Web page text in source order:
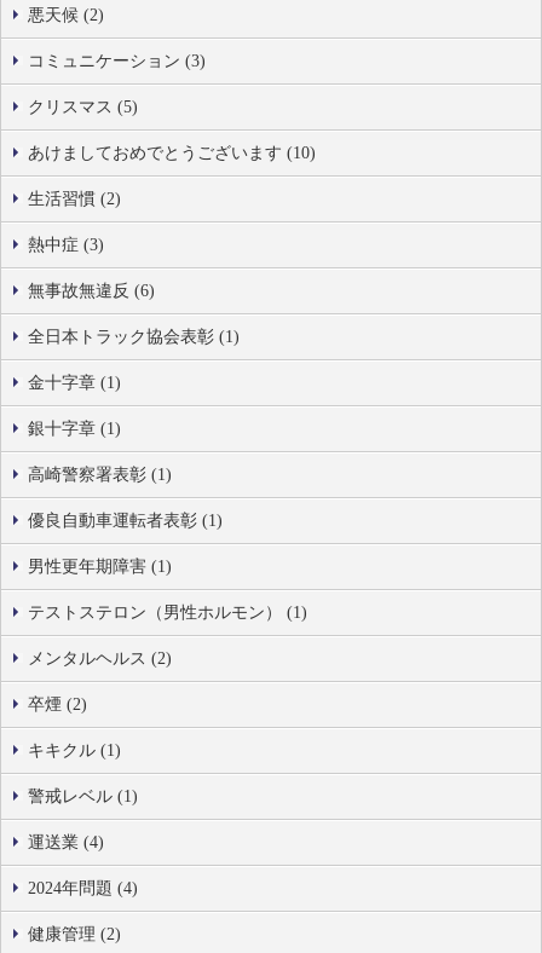
悪天候 (2)
コミュニケーション (3)
クリスマス (5)
あけましておめでとうございます (10)
生活習慣 (2)
熱中症 (3)
無事故無違反 (6)
全日本トラック協会表彰 (1)
金十字章 (1)
銀十字章 (1)
高崎警察署表彰 (1)
優良自動車運転者表彰 (1)
男性更年期障害 (1)
テストステロン（男性ホルモン） (1)
メンタルヘルス (2)
卒煙 (2)
キキクル (1)
警戒レベル (1)
運送業 (4)
2024年問題 (4)
健康管理 (2)